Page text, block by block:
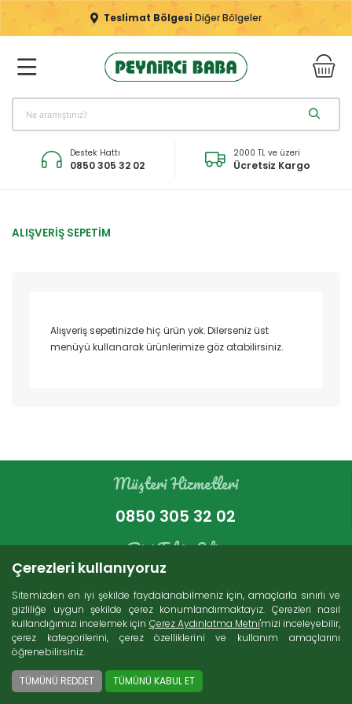
Teslimat Bölgesi Diğer Bölgeler
Destek Hattı
0850 305 32 02
2000 TL ve üzeri
Ücretsiz Kargo
ALIŞVERIŞ SEPETIM
Alışveriş sepetinizde hiç ürün yok. Dilerseniz üst
menüyü kullanarak ürünlerimize göz atabilirsiniz.
Müşteri Hizmetleri
0850 305 32 02
Bizi Takip Edin
2000 TL ve üzeri alışverişlerde Türkiye'nin her
yerine ücretsiz kargo imkanı
Çerezleri kullanıyoruz
Sitemizden en iyi şekilde faydalanabilmeniz için, amaçlarla sınırlı ve
gizliliğe uygun şekilde çerez konumlandırmaktayız. Çerezleri nasıl
kullandığımızı incelemek için Çerez Aydınlatma Metni'mizi inceleyebilir,
çerez kategorilerini, çerez özelliklerini ve kullanım amaçlarını
öğrenebilirsiniz.
TÜMÜNÜ REDDET TÜMÜNÜ KABUL ET